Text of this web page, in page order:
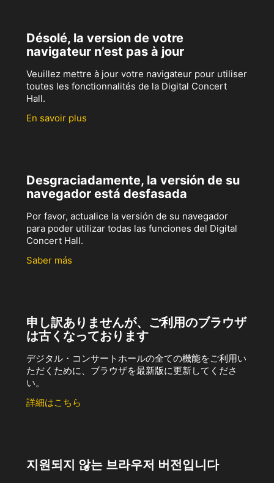
Désolé, la version de votre
navigateur n’est pas à jour
Veuillez mettre à jour votre navigateur pour utiliser
toutes les fonctionnalités de la Digital Concert
Hall.
En savoir plus
Desgraciadamente, la versión de su
navegador está desfasada
Por favor, actualice la versión de su navegador
para poder utilizar todas las funciones del Digital
Concert Hall.
Saber más
申し訳ありませんが、ご利用のブラウザ
は古くなっております
デジタル・コンサートホールの全ての機能をご利用い
ただくために、ブラウザを最新版に更新してくださ
い。
詳細はこちら
지원되지 않는 브라우저 버전입니다